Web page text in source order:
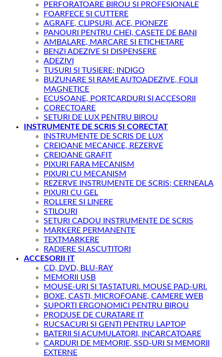
PERFORATOARE BIROU SI PROFESIONALE
FOARFECE SI CUTTERE
AGRAFE, CLIPSURI, ACE, PIONEZE
PANOURI PENTRU CHEI, CASETE DE BANI
AMBALARE, MARCARE SI ETICHETARE
BENZI ADEZIVE SI DISPENSERE
ADEZIVI
TUSURI SI TUSIERE; INDIGO
BUZUNARE SI RAME AUTOADEZIVE, FOLII
MAGNETICE
ECUSOANE, PORTCARDURI SI ACCESORII
CORECTOARE
SETURI DE LUX PENTRU BIROU
INSTRUMENTE DE SCRIS SI CORECTAT
INSTRUMENTE DE SCRIS DE LUX
CREIOANE MECANICE, REZERVE
CREIOANE GRAFIT
PIXURI FARA MECANISM
PIXURI CU MECANISM
REZERVE INSTRUMENTE DE SCRIS; CERNEALA
PIXURI CU GEL
ROLLERE SI LINERE
STILOURI
SETURI CADOU INSTRUMENTE DE SCRIS
MARKERE PERMANENTE
TEXTMARKERE
RADIERE SI ASCUTITORI
ACCESORII IT
CD, DVD, BLU-RAY
MEMORII USB
MOUSE-URI SI TASTATURI. MOUSE PAD-URI.
BOXE, CASTI, MICROFOANE, CAMERE WEB
SUPORTI ERGONOMICI PENTRU BIROU
PRODUSE DE CURATARE IT
RUCSACURI SI GENTI PENTRU LAPTOP
BATERII SI ACUMULATORI, INCARCATOARE
CARDURI DE MEMORIE, SSD-URI SI MEMORII
EXTERNE